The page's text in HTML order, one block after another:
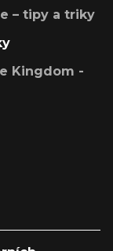
– tipy a triky
Kingdom -